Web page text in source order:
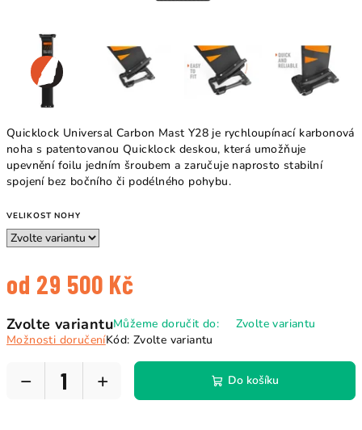
Quicklock Universal Carbon Mast Y28 je rychloupínací karbonová
noha s patentovanou Quicklock deskou, která umožňuje
upevnění foilu jedním šroubem a zaručuje naprosto stabilní
spojení bez bočního či podélného pohybu.
VELIKOST NOHY
od 29 500 Kč
cena:
Zvolte variantuMůžeme doručit do:
Zvolte variantu
Možnosti doručeníKód: Zvolte variantu
+
− Do košíku